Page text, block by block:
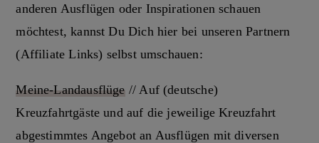
anderen Ausflügen oder Inspirationen schauen
möchtest, kannst Du Dich hier bei unseren Partnern
(Affiliate Links) selbst umschauen:
Meine-Landausflüge // Auf (deutsche)
Kreuzfahrtgäste und auf die jeweilige Kreuzfahrt
abgestimmtes Angebot an Ausflügen mit diversen